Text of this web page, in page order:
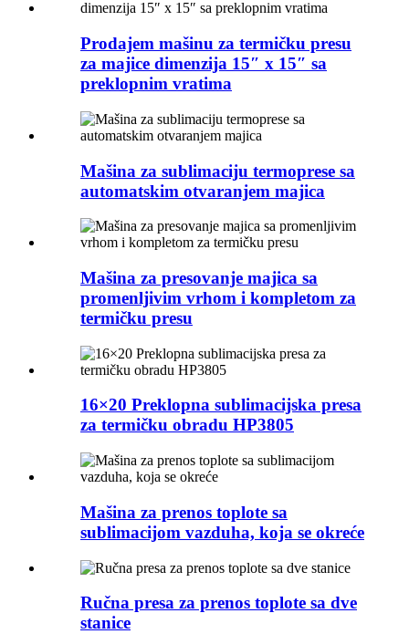
Prodajem mašinu za termičku presu
za majice dimenzija 15″ x 15″ sa
preklopnim vratima
Mašina za sublimaciju termoprese sa
automatskim otvaranjem majica
Mašina za presovanje majica sa
promenljivim vrhom i kompletom za
termičku presu
16×20 Preklopna sublimacijska presa
za termičku obradu HP3805
Mašina za prenos toplote sa
sublimacijom vazduha, koja se okreće
Ručna presa za prenos toplote sa dve
stanice